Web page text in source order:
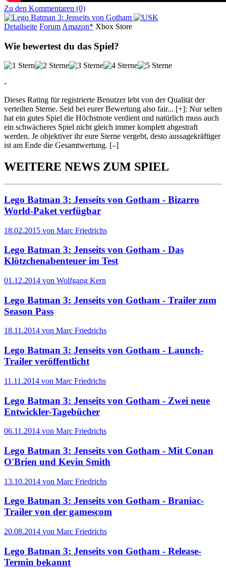
Zu den Kommentaren (0)
Detailseite Forum Amazon* Xbox Store
Wie bewertest du das Spiel?
-
Dieses Rating für registrierte Benutzer lebt von der Qualität der
verteilten Sterne. Seid bei eurer Bewertung also fair... [+]: Nur selten
hat ein gutes Spiel die Höchstnote verdient und natürlich muss auch
ein schwächeres Spiel nicht gleich immer komplett abgestraft
werden. Je objektiver ihr eure Sterne vergebt, desto aussagekräftiger
ist am Ende die Gesamtwertung. [–]
WEITERE NEWS ZUM SPIEL
Lego Batman 3: Jenseits von Gotham - Bizarro
World-Paket verfügbar
18.02.2015 von Marc Friedrichs
Lego Batman 3: Jenseits von Gotham - Das
Klötzchenabenteuer im Test
01.12.2014 von Wolfgang Kern
Lego Batman 3: Jenseits von Gotham - Trailer zum
Season Pass
18.11.2014 von Marc Friedrichs
Lego Batman 3: Jenseits von Gotham - Launch-
Trailer veröffentlicht
11.11.2014 von Marc Friedrichs
Lego Batman 3: Jenseits von Gotham - Zwei neue
Entwickler-Tagebücher
06.11.2014 von Marc Friedrichs
Lego Batman 3: Jenseits von Gotham - Mit Conan
O'Brien und Kevin Smith
13.10.2014 von Marc Friedrichs
Lego Batman 3: Jenseits von Gotham - Braniac-
Trailer von der gamescom
20.08.2014 von Marc Friedrichs
Lego Batman 3: Jenseits von Gotham - Release-
Termin bekannt